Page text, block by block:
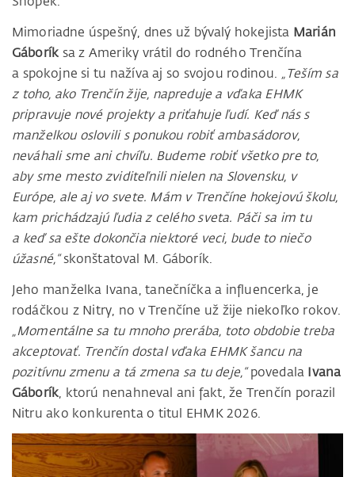
Mimoriadne úspešný, dnes už bývalý hokejista Marián
Gáborík sa z Ameriky vrátil do rodného Trenčína
a spokojne si tu nažíva aj so svojou rodinou. „Teším sa
z toho, ako Trenčín žije, napreduje a vďaka EHMK
pripravuje nové projekty a priťahuje ľudí. Keď nás s
manželkou oslovili s ponukou robiť ambasádorov,
neváhali sme ani chvíľu. Budeme robiť všetko pre to,
aby sme mesto zviditeľnili nielen na Slovensku, v
Európe, ale aj vo svete. Mám v Trenčíne hokejovú školu,
kam prichádzajú ľudia z celého sveta. Páči sa im tu
a keď sa ešte dokončia niektoré veci, bude to niečo
úžasné,“skonštatoval M. Gáborík.
Jeho manželka Ivana, tanečníčka a influencerka, je
rodáčkou z Nitry, no v Trenčíne už žije niekoľko rokov.
„Momentálne sa tu mnoho prerába, toto obdobie treba
akceptovať. Trenčín dostal vďaka EHMK šancu na
pozitívnu zmenu a tá zmena sa tu deje,“povedala Ivana
Gáborík , ktorú nenahneval ani fakt, že Trenčín porazil
Nitru ako konkurenta o titul EHMK 2026.